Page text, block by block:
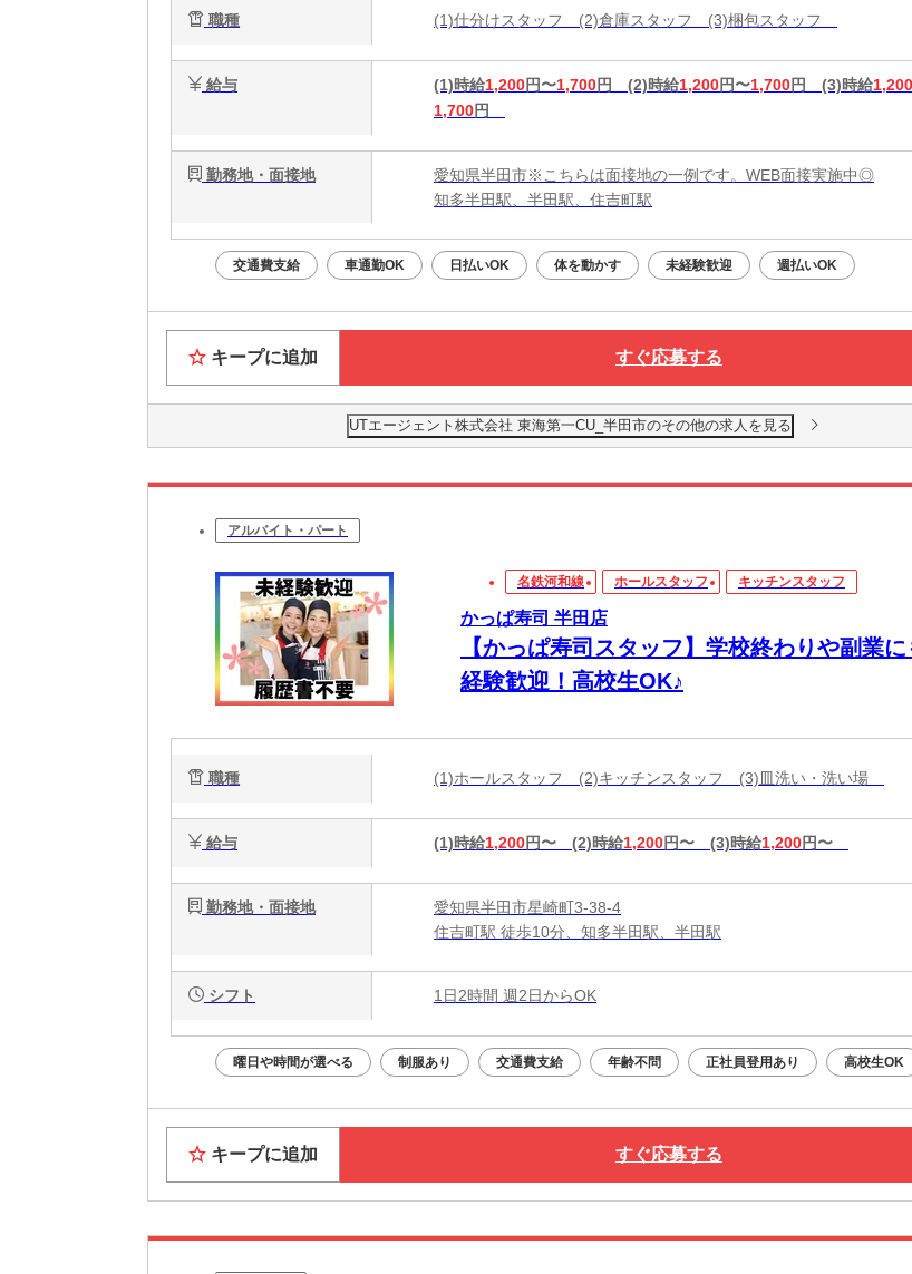
職種 (1)仕分けスタッフ (2)倉庫スタッフ (3)梱包スタッフ
給与 (1)時給1,200円〜1,700円 (2)時給1,200円〜1,700円 (3)時給1,200
1,700円
勤務地・面接地
愛知県半田市※こちらは面接地の一例です。WEB面接実施中◎
知多半田駅、半田駅、住吉町駅
交通費支給 車通勤OK 日払いOK 体を動かす 未経験歓迎 週払いOK
キープに追加 すぐ応募する
UTエージェント株式会社 東海第一CU_半田市のその他の求人を見る
アルバイト・パート
名鉄河和線 ホールスタッフ キッチンスタッフ
かっぱ寿司 半田店
【かっぱ寿司スタッフ】学校終わりや副業
経験歓迎！高校生OK♪
職種 (1)ホールスタッフ (2)キッチンスタッフ (3)皿洗い・洗い場
給与 (1)時給1,200円〜 (2)時給1,200円〜 (3)時給1,200円〜
勤務地・面接地
愛知県半田市星崎町3-38-4
住吉町駅 徒歩10分、知多半田駅、半田駅
シフト 1日2時間 週2日からOK
曜日や時間が選べる 制服あり 交通費支給 年齢不問 正社員登用あり 高校生OK
キープに追加 すぐ応募する